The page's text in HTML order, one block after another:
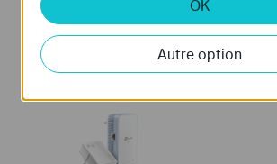
TL-PA7017 KIT
Kit CPL AV1000 Gigabit
TL-
Kit CPL
OK
Autre option